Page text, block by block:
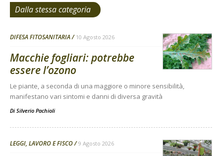
Dalla stessa categoria
DIFESA FITOSANITARIA 10 Agosto 2026
Macchie fogliari: potrebbe
essere l’ozono
Le piante, a seconda di una maggiore o minore sensibilità,
manifestano vari sintomi e danni di diversa gravità
Di Silverio Pachioli
LEGGI, LAVORO E FISCO 9 Agosto 2026